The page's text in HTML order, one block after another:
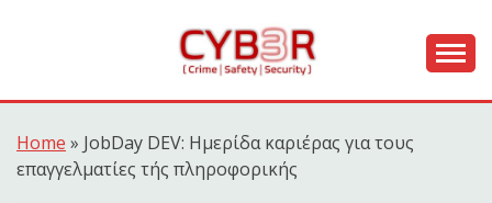
CYB3R
Home » JobDay DEV: Ημερίδα καριέρας για τους
επαγγελματίες τής πληροφορικής